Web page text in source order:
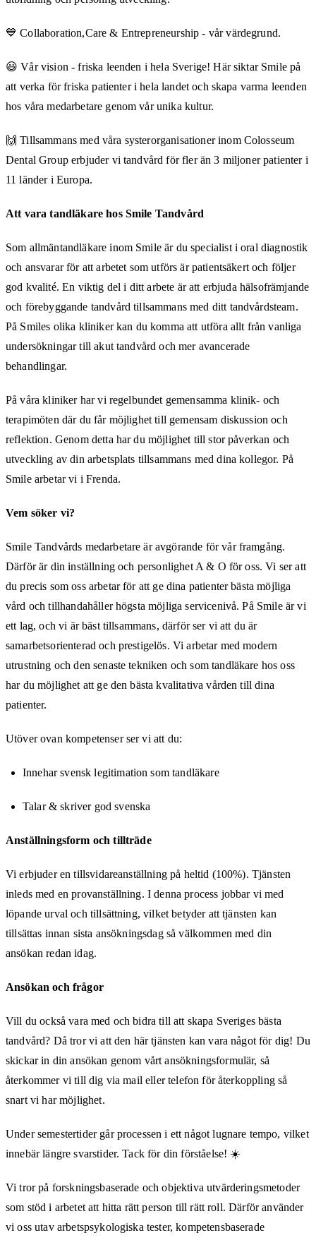
💙 Collaboration,Care & Entrepreneurship - vår värdegrund.
😃 Vår vision - friska leenden i hela Sverige! Här siktar Smile på
att verka för friska patienter i hela landet och skapa varma leenden
hos våra medarbetare genom vår unika kultur.
🙌 Tillsammans med våra systerorganisationer inom Colosseum
Dental Group erbjuder vi tandvård för fler än 3 miljoner patienter i
11 länder i Europa.
Att vara tandläkare hos Smile Tandvård
Som allmäntandläkare inom Smile är du specialist i oral diagnostik
och ansvarar för att arbetet som utförs är patientsäkert och följer
god kvalité. En viktig del i ditt arbete är att erbjuda hälsofrämjande
och förebyggande tandvård tillsammans med ditt tandvårdsteam.
På Smiles olika kliniker kan du komma att utföra allt från vanliga
undersökningar till akut tandvård och mer avancerade
behandlingar.
På våra kliniker har vi regelbundet gemensamma klinik- och
terapimöten där du får möjlighet till gemensam diskussion och
reflektion. Genom detta har du möjlighet till stor påverkan och
utveckling av din arbetsplats tillsammans med dina kollegor. På
Smile arbetar vi i Frenda.
Vem söker vi?
Smile Tandvårds medarbetare är avgörande för vår framgång.
Därför är din inställning och personlighet A & O för oss. Vi ser att
du precis som oss arbetar för att ge dina patienter bästa möjliga
vård och tillhandahåller högsta möjliga servicenivå. På Smile är vi
ett lag, och vi är bäst tillsammans, därför ser vi att du är
samarbetsorienterad och prestigelös. Vi arbetar med modern
utrustning och den senaste tekniken och som tandläkare hos oss
har du möjlighet att ge den bästa kvalitativa vården till dina
patienter.
Utöver ovan kompetenser ser vi att du:
Innehar svensk legitimation som tandläkare
Talar & skriver god svenska
Anställningsform och tillträde
Vi erbjuder en tillsvidareanställning på heltid (100%). Tjänsten
inleds med en provanställning. I denna process jobbar vi med
löpande urval och tillsättning, vilket betyder att tjänsten kan
tillsättas innan sista ansökningsdag så välkommen med din
ansökan redan idag.
Ansökan och frågor
Vill du också vara med och bidra till att skapa Sveriges bästa
tandvård? Då tror vi att den här tjänsten kan vara något för dig! Du
skickar in din ansökan genom vårt ansökningsformulär, så
återkommer vi till dig via mail eller telefon för återkoppling så
snart vi har möjlighet.
Under semestertider går processen i ett något lugnare tempo, vilket
innebär längre svarstider. Tack för din förståelse! ☀️
Vi tror på forskningsbaserade och objektiva utvärderingsmetoder
som stöd i arbetet att hitta rätt person till rätt roll. Därför använder
vi oss utav arbetspsykologiska tester, kompetensbaserade